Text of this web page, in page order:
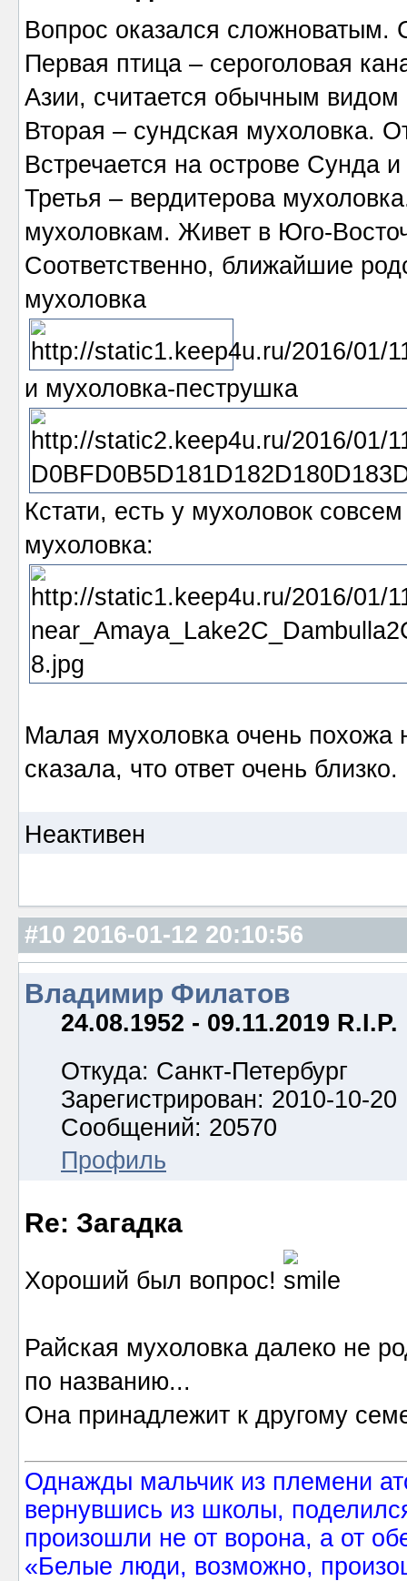
Вопрос оказался сложноватым.
Первая птица – сероголовая
Азии, считается обычным
Вторая – сундская мухоловка.
Встречается на острове Сунда
Третья – вердитерова
мухоловкам. Живет в Юго-
Соответственно, ближайшие
мухоловка
и мухоловка-пеструшка
Кстати, есть у мухоловок
мухоловка:
Малая мухоловка очень похожа
сказала, что ответ очень близко.
Неактивен
#10 2016-01-12 20:10:56
Владимир Филатов
24.08.1952 - 09.11.2019 R.I.P.
Откуда: Санкт-Петербург
Зарегистрирован: 2010-10-20
Сообщений: 20570
Профиль
Re: Загадка
Хороший был вопрос!
Райская мухоловка далеко не
по названию...
Она принадлежит к другому
Однажды мальчик из племени
вернувшись из школы,
произошли не от ворона, а от
«Белые люди, возможно,